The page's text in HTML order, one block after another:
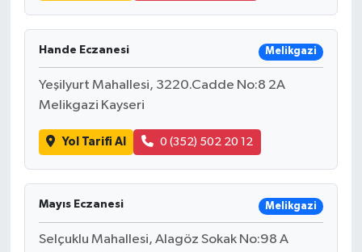
Hande Eczanesi Melikgazi
Yeşilyurt Mahallesi, 3220.Cadde No:8 2A
Melikgazi Kayseri
Yol Tarifi Al 0 (352) 502 20 12
Mayıs Eczanesi Melikgazi
Selçuklu Mahallesi, Alagöz Sokak No:98 A